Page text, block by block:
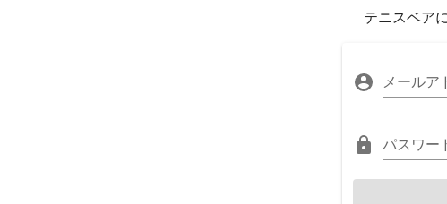
テニスベア
メールア
パスワー